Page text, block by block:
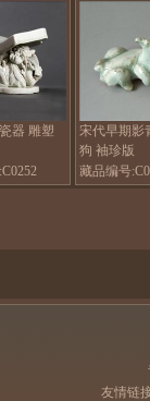
器 雕塑
宋代早期影
狗 袖珍版
藏品编号
友情链